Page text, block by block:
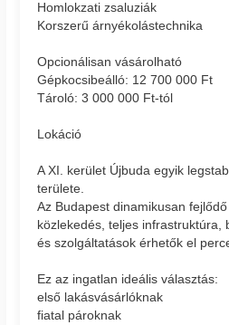
Homlokzati zsaluziák
Korszerű árnyékolástechnika
Opcionálisan vásárolható
Gépkocsibeálló: 12 700 000 Ft
Tároló: 3 000 000 Ft-tól
Lokáció
A XI. kerület Újbuda egyik
területe.
Az Budapest dinamikusan
közlekedés, teljes infrastruktúra,
és szolgáltatások érhetők el
Ez az ingatlan ideális választás:
első lakásvásárlóknak
fiatal pároknak